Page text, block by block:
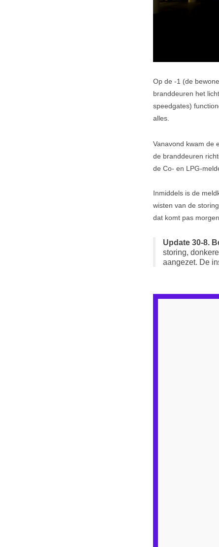
Op de -1 (de
branddeuren het
speedgates)
alles.
Vanavond kwam de
de branddeuren
de Co- en LPG-
Inmiddels is de
wisten van de
dat komt pas
Update 30-8.
storing,
aangezet. De